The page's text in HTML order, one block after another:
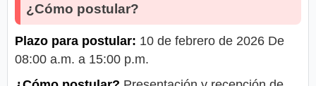
¿Cómo postular?
Plazo para postular: 10 de febrero de 2026 De
08:00 a.m. a 15:00 p.m.